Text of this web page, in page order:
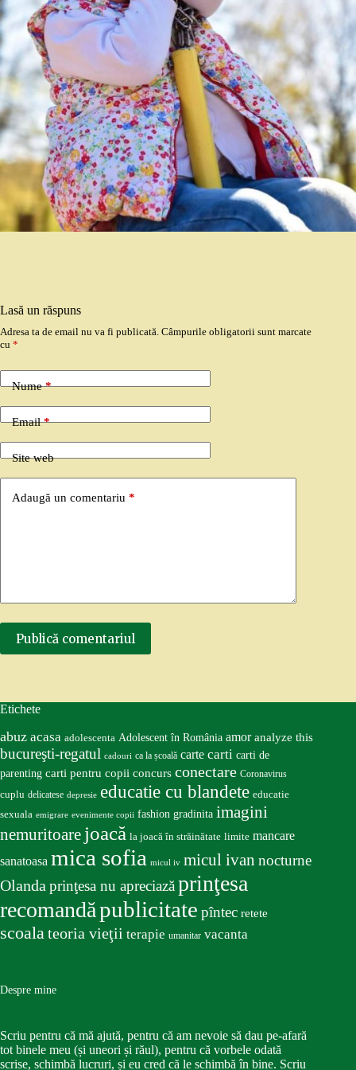
Lasă un răspuns
Adresa ta de email nu va fi publicată. Câmpurile obligatorii sunt marcate
cu *
Nume*
Email*
Site web
Adaugă un comentariu *
Publică comentariul
Etichete
abuz acasa adolescenta Adolescent în România amor analyze this
bucureşti-regatul cadouri ca la școală carte carti carti de
parenting carti pentru copii concurs conectare Coronavirus
cuplu delicatese depresie educatie cu blandete educatie
sexuala emigrare evenimente copii fashion gradinita imagini
nemuritoare joacă la joacă în străinătate limite mancare
sanatoasa mica sofia micul iv micul ivan nocturne
Olandaprinţesa nu apreciazăprinţesa
recomandăpublicitate pîntec retete
scoalateoria vieţii terapie umanitar vacanta
Despre mine
Scriu pentru că mă ajută, pentru că am nevoie să dau pe-afară
tot binele meu (și uneori și răul), pentru că vorbele odată
scrise, schimbă lucruri, și eu cred că le schimbă în bine. Scriu